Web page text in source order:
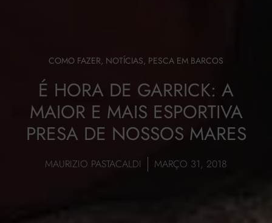
COMO FAZER, NOTÍCIAS, PESCA EM BARCOS
É HORA DE GARRICK: A
MAIOR E MAIS ESPORTIVA
PRESA DE NOSSOS MARES
MAURIZIO PASTACALDI MARÇO 31, 2018